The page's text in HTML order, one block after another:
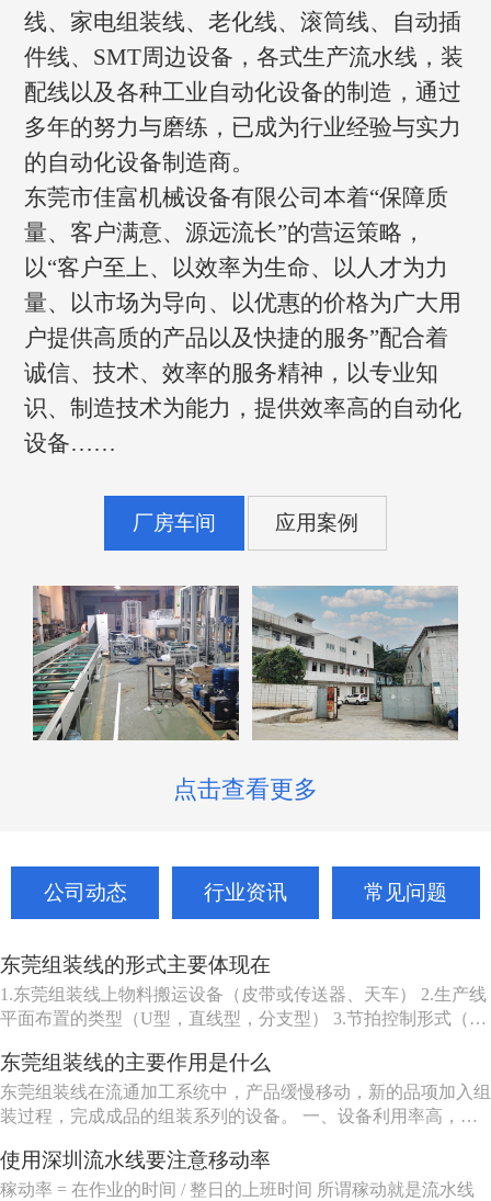
线、家电组装线、老化线、滚筒线、自动插
件线、SMT周边设备，各式生产流水线，装
配线以及各种工业自动化设备的制造，通过
多年的努力与磨练，已成为行业经验与实力
的自动化设备制造商。
东莞市佳富机械设备有限公司本着“保障质
量、客户满意、源远流长”的营运策略，
以“客户至上、以效率为生命、以人才为力
量、以市场为导向、以优惠的价格为广大用
户提供高质的产品以及快捷的服务”配合着
诚信、技术、效率的服务精神，以专业知
识、制造技术为能力，提供效率高的自动化
设备……
厂房车间 应用案例
点击查看更多
公司动态 行业资讯 常见问题
东莞组装线的形式主要体现在
1.东莞组装线上物料搬运设备（皮带或传送器、天车） 2.生产线
平面布置的类型（U型，直线型，分支型） 3.节拍控制形式（机
装线工作站特性（工人可以坐、站、跟着装配线走或随装配线一
起移动等） 6.东莞组装线的长度（几个或许多工人） ...
东莞组装线的主要作用是什么
东莞组装线在流通加工系统中，产品缓慢移动，新的品项加入组
装过程，完成成品的组装系列的设备。 一、设备利用率高，一
提高数倍。 二、在制品减少80%左右。 三、生产能力相对稳
定，自动加工系统由一自或多台机床组成，发生故障时，有降级
使用深圳流水线要注意移动率
稼动率 = 在作业的时间 / 整日的上班时间 所谓稼动就是流水线